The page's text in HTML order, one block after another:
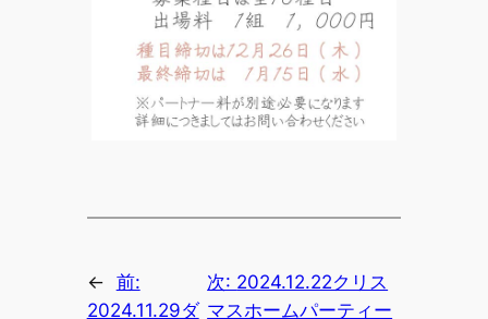
← 前:
2024.11.29ダ
次: 2024.12.22クリス
マスホームパーティー